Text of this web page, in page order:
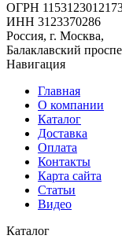
ОГРН
ИНН 3123370286
Россия, г. Москва,
Балаклавский
Навигация
Главная
О компании
Каталог
Доставка
Оплата
Контакты
Карта сайта
Статьи
Видео
Каталог